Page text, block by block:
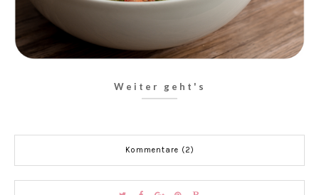
Weiter geht's
Kommentare (2)